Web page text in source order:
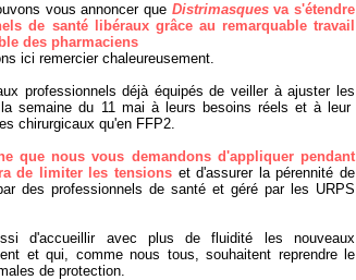
vous annoncer que Distrimasquesva s'étendre
de santé libéraux grâce au remarquable travail
des pharmaciens
ici remercier chaleureusement.
professionnels déjà équipés de veiller à ajuster les
semaine du 11 mai à leurs besoins réels et à leur
chirurgicaux qu'en FFP2.
que nous vous demandons d'appliquer pendant
de limiter les tensions et d'assurer la pérennité de
des professionnels de santé et géré par les URPS
d'accueillir avec plus de fluidité les nouveaux
et qui, comme nous tous, souhaitent reprendre le
de protection.